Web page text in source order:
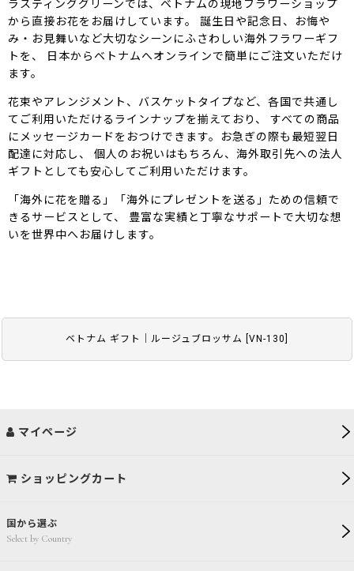
ベトナム ギフト｜ルージュブロッサム VN-130
ラスティンググリーンでは、ベトナムの現地フラワーショップ
から直接お花をお届けしています。 誕生日や記念日、お悔や
み・お見舞いなど大切なシーンにふさわしい海外フラワーギフ
トを、 日本からベトナムへオンラインで簡単にご注文いただけ
ます。
花束やアレンジメント、バスケットタイプなど、各国で共通し
てご利用いただけるラインナップを揃えており、 すべての商品
にメッセージカードをおつけできます。お急ぎの際も最短翌日
配達に対応し、 個人のお祝いはもちろん、海外取引先への法人
ギフトとしても安心してご利用いただけます。
「海外に花を贈る」「海外にプレゼントを送る」ための信頼で
きるサービスとして、 豊富な実績と丁寧なサポートで大切な想
いを世界中へお届けします。
国から選ぶ
Select by Country
マイページ
ショッピングカート